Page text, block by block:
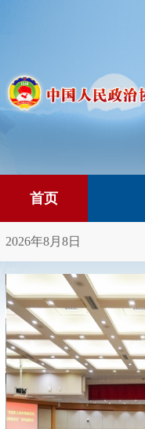
首页
2026年8月8日